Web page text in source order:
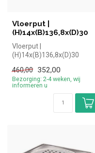
Vloerput |
(H)14x(B)136,8x(D)30
Vloerput |
(H)14x(B)136,8x(D)30
460,00
352,00
Bezorging: 2-4 weken, wij
informeren u